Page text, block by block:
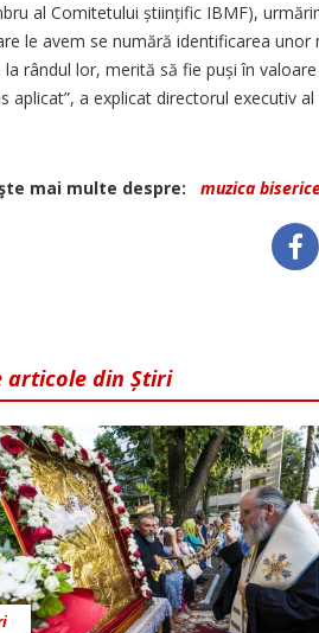
al Comitetului științific IBMF),
le avem se numără identificarea
la rândul lor, merită să fie puși în
aplicat”, a explicat directorul executiv
mai multe despre: muzica
articole din Știri